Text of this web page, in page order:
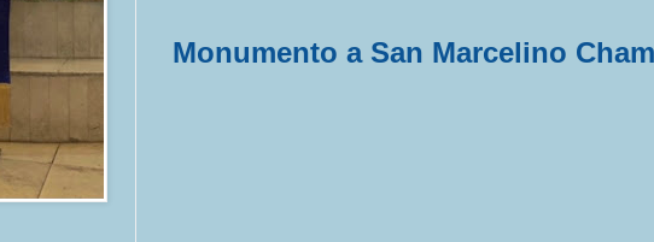
Monumento a San Marcelino